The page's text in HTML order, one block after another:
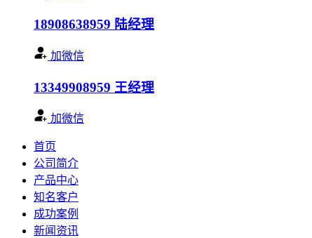
18908638959 陆经理
加微信
13349908959 王经理
加微信
首页
公司简介
产品中心
知名客户
成功案例
新闻资讯